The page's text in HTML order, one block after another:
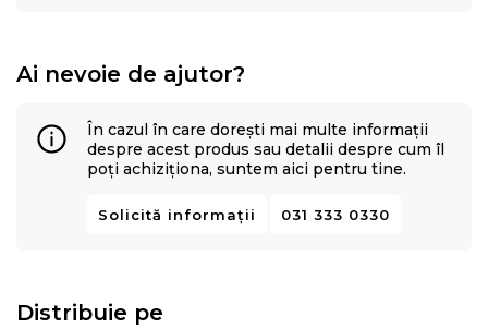
Ai nevoie de ajutor?
În cazul în care dorești mai multe informații
despre acest produs sau detalii despre cum îl
poți achiziționa, suntem aici pentru tine.
Solicită informații 031 333 0330
Distribuie pe